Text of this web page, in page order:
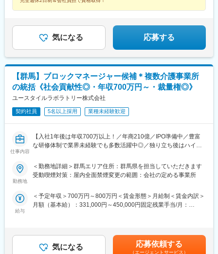
気になる 応募する
【群馬】ブロックマネージャー候補＊複数介護事業所
の統括《社会貢献性◎・年収700万円～・裁量権◎》
ユースタイルラボラトリー株式会社
契約社員 5名以上採用 業種未経験歓迎
仕事内容
【入社1年後は年収700万以上！／年商210億／IPO準備中／豊富
な研修体制で業界未経験でも多数活躍中◎／独り立ち後はハイブ
重度障害のある方や高齢者の方等に医療的ケアサービスを行う訪
ジャー候補を募集します。
★下記インタビューをぜひご覧ください！
・部門の運営、売上管理
・営業活動
勤務地
＜勤務地詳細＞群馬エリア住所：群馬県を担当していただきます
受動喫煙対策：屋内全面禁煙変更の範囲：会社の定める事業所
給与
＜予定年収＞700万円～800万円＜賃金形態＞月給制＜賃金内訳＞
月額（基本給）：331,000円～450,000円固定残業手当/月：
有■賞与：年2回※前職給与を考慮※経験・スキル・スタートポジシ
ョンにおいて異なる※評価により昇格・昇給あり※エリアにより地
気になる 応募依頼する
（エージェントサービス）